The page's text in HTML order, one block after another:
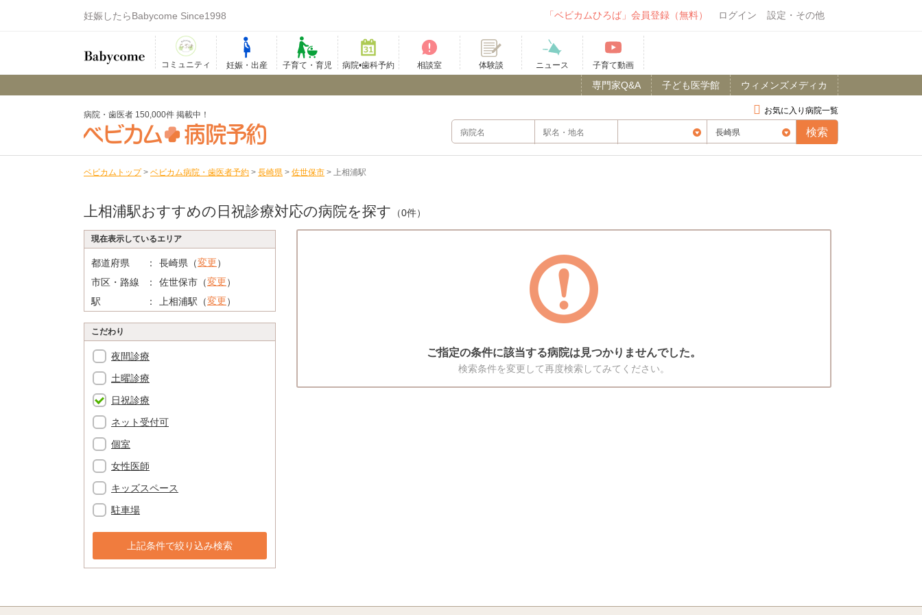
妊娠したらBabycome Since1998 「ベビカムひろば」会員登録（無料） ログイン 設定・その他
コミュニティ 妊娠・出産 子育て・育児 病院•歯科予約 相談室 体験談 ニュース 子育て動画
ウィメンズメディカ
子ども医学館
専門家Q&A
お気に入り病院一覧
病院・歯医者 150,000件 掲載中！
ベビカムトップ > ベビカム病院・歯医者予約 > 長崎県 > 佐世保市 > 上相浦駅
上相浦駅おすすめの日祝診療対応の病院を探す （0件）
現在表示しているエリア
都道府県 長崎県（変更）
市区・路線
佐世保市（変更）
駅
上相浦駅（変更）
こだわり
夜間診療
土曜診療
日祝診療
ネット受付可
個室
女性医師
キッズスペース
駐車場
上記条件で絞り込み検索
ご指定の条件に該当する病院は見つかりませんでした。
検索条件を変更して再度検索してみてください。